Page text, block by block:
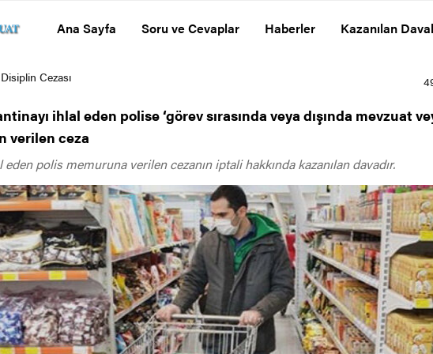
Ana Sayfa Soru ve Cevaplar Haberler Kazanılan
Disiplin Cezası
ihlal eden polise ‘görev sırasında veya dışında mevzuat
verilen ceza
eden polis memuruna verilen cezanın iptali hakkında kazanılan davadır.